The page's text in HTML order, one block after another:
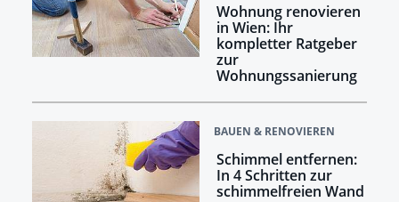
Wohnung renovieren
in Wien: Ihr
kompletter Ratgeber
zur
Wohnungssanierung
BAUEN & RENOVIEREN
Schimmel entfernen:
In 4 Schritten zur
schimmelfreien Wand